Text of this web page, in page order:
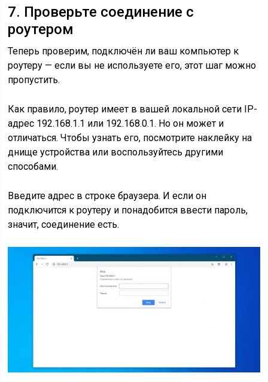
7. Проверьте соединение с
роутером
Теперь проверим, подключён ли ваш компьютер к
роутеру — если вы не используете его, этот шаг можно
пропустить.
Как правило, роутер имеет в вашей локальной сети IP-
адрес 192.168.1.1 или 192.168.0.1. Но он может и
отличаться. Чтобы узнать его, посмотрите наклейку на
днище устройства или воспользуйтесь другими
способами.
Введите адрес в строке браузера. И если он
подключится к роутеру и понадобится ввести пароль,
значит, соединение есть.